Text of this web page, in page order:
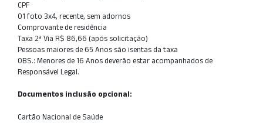
CPF
01 foto 3x4, recente, sem adornos
Comprovante de residência
Taxa 2ª Via R$ 86,66 (após solicitação)
Pessoas maiores de 65 Anos são isentas da taxa
OBS.: Menores de 16 Anos deverão estar acompanhados de
Responsável Legal.
Documentos inclusão opcional:
Cartão Nacional de Saúde